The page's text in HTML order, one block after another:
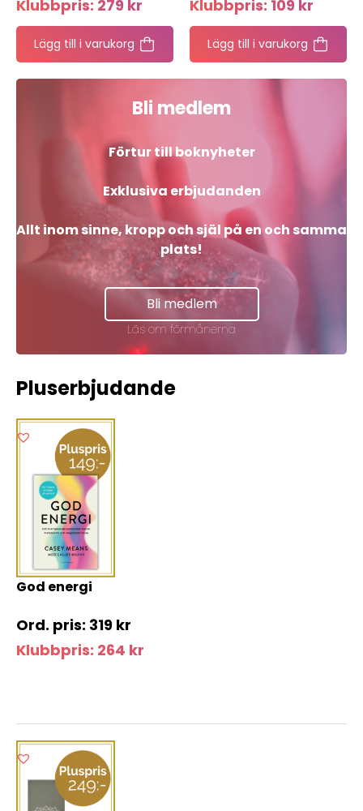
Klubbpris: 279 kr
Lägg till i varukorg
Klubbpris: 109 kr
Lägg till i varukorg
Bli medlem
Förtur till boknyheter
Exklusiva erbjudanden
Allt inom sinne, kropp och själ på en och samma
plats!
Bli medlem
Läs om förmånerna
Pluserbjudande
God energi
319 kr
Klubbpris: 264 kr